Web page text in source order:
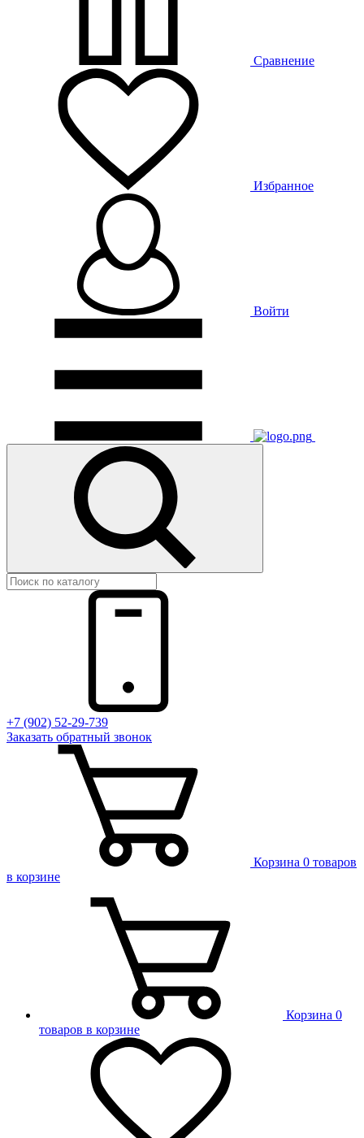
Сравнение
Избранное
Войти
+7 (902) 52-29-739
Заказать обратный звонок
Корзина 0 товаров
в корзине
Корзина 0
товаров в корзине